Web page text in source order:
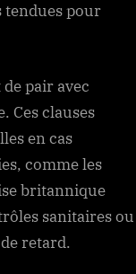
tendues pour
pair avec
Ces clauses
en cas
comme les
britannique
sanitaires ou
retard.